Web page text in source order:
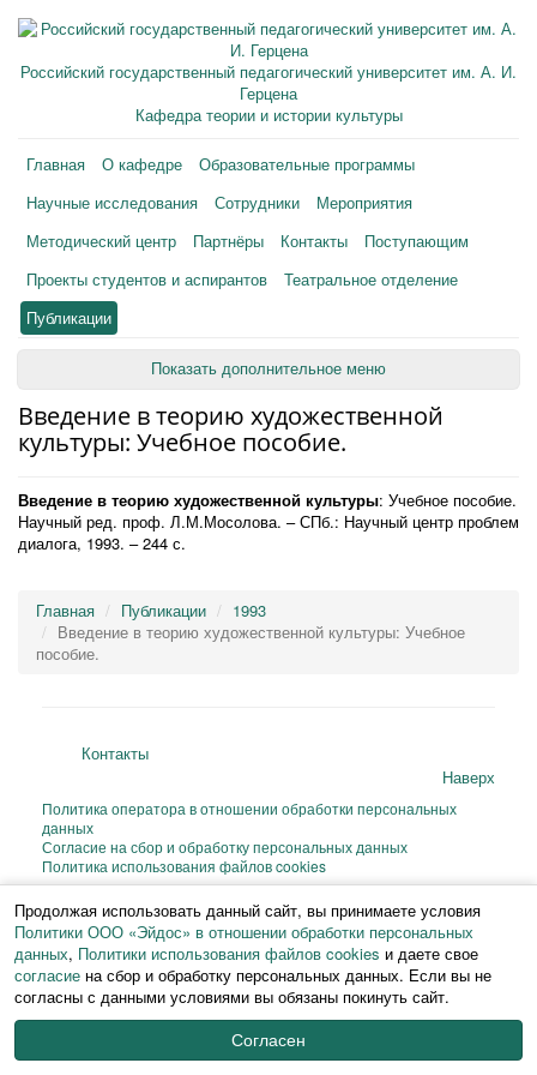
Российский государственный педагогический университет им. А. И.
Герцена
Кафедра теории и истории культуры
Главная О кафедре
Образовательные программы
Научные исследования
Сотрудники
Мероприятия
Методический центр
Партнёры Контакты
Поступающим
Проекты студентов и аспирантов
Театральное отделение
Публикации
Показать дополнительное меню
Введение в теорию художественной
культуры: Учебное пособие.
Введение в теорию художественной культуры: Учебное пособие.
Научный ред. проф. Л.М.Мосолова. – СПб.: Научный центр проблем
диалога, 1993. – 244 с.
Главная Публикации
1993
Введение в теорию художественной культуры: Учебное
пособие.
Контакты
Наверх
Политика оператора в отношении обработки персональных
данных
Согласие на сбор и обработку персональных данных
Политика использования файлов cookies
Перепечатка и любое воспроизведение материалов и иллюстраций веб-
сайта или фрагментов
из них на любом языке возможны только с письменного разрешения ИФЧ
РГПУ им. А. И. Герцена.
Продолжая использовать данный сайт, вы принимаете условия
Политики ООО «Эйдос» в отношении обработки персональных
данных, Политики использования файлов cookies и даете свое
согласие на сбор и обработку персональных данных. Если вы не
согласны с данными условиями вы обязаны покинуть сайт.
Согласен